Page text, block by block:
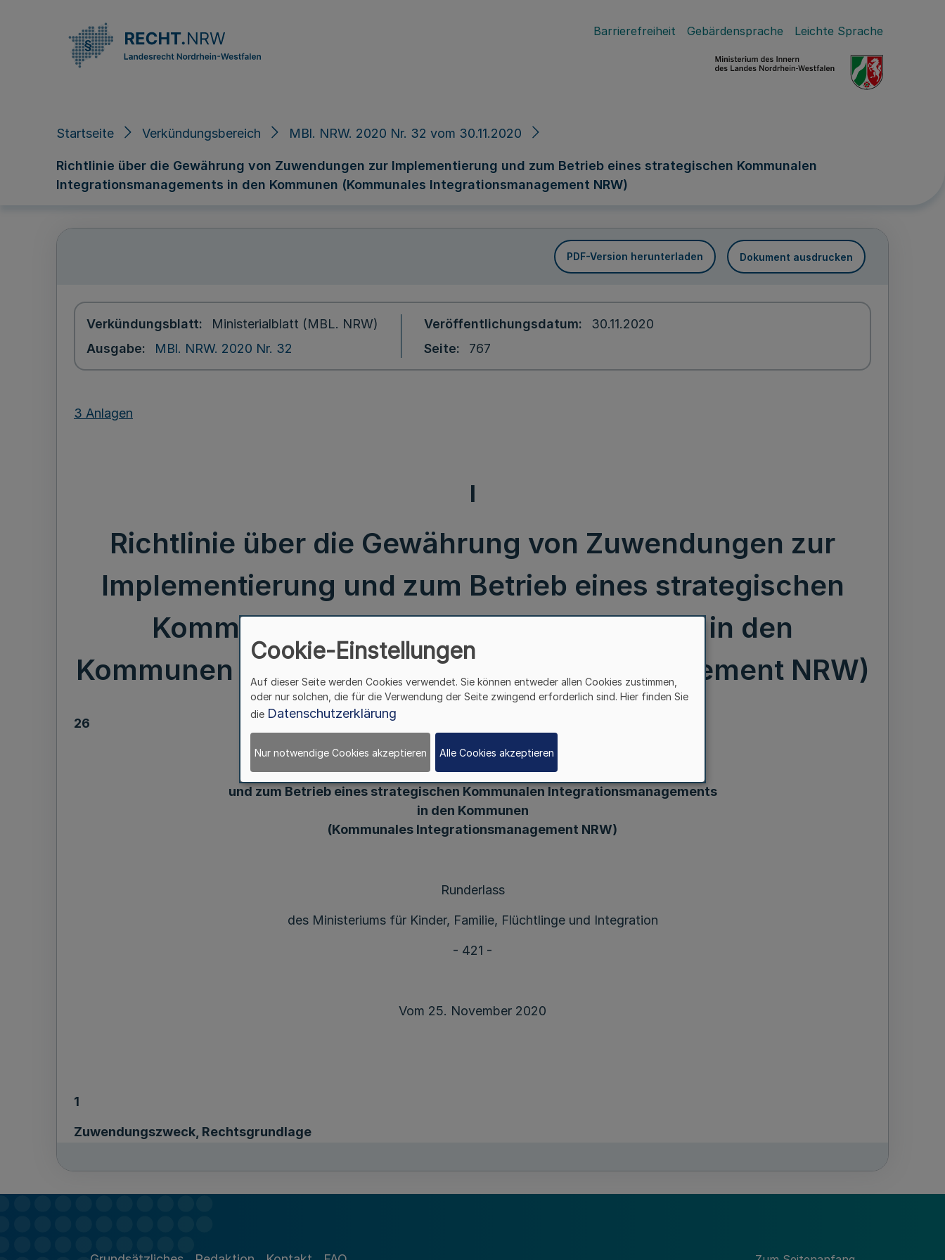
Barrierefreiheit Gebärdensprache Leichte Sprache
Startseite Verkündungsbereich MBl. NRW. 2020 Nr. 32 vom 30.11.2020
Richtlinie über die Gewährung von Zuwendungen zur Implementierung und zum Betrieb eines strategischen Kommunalen
Integrationsmanagements in den Kommunen (Kommunales Integrationsmanagement NRW)
PDF-Version herunterladen Dokument ausdrucken
Verkündungsblatt
Ministerialblatt (MBL. NRW)
Ausgabe
MBl. NRW. 2020 Nr. 32
Veröffentlichungsdatum
30.11.2020
Seite
767
3 Anlagen
I
Richtlinie über die Gewährung von Zuwendungen zur
Implementierung und zum Betrieb eines strategischen
Kommunalen Integrationsmanagements in den
Kommunen (Kommunales Integrationsmanagement NRW)
26
Richtlinie
über die Gewährung von Zuwendungen zur Implementierung
und zum Betrieb eines strategischen Kommunalen Integrationsmanagements
in den Kommunen
(Kommunales Integrationsmanagement NRW)
Runderlass
des Ministeriums für Kinder, Familie, Flüchtlinge und Integration
- 421 -
Vom 25. November 2020
1
Zuwendungszweck, Rechtsgrundlage
Das Land gewährt nach der Maßgabe dieser Richtlinie und der Verwaltungsvorschriften zu § 44 der Landeshaushaltsordnung vom 10.
Cookie-Einstellungen
Auf dieser Seite werden Cookies verwendet. Sie können entweder allen Cookies zustimmen,
oder nur solchen, die für die Verwendung der Seite zwingend erforderlich sind. Hier finden Sie
die Datenschutzerklärung
Nur notwendige Cookies akzeptieren Alle Cookies akzeptieren